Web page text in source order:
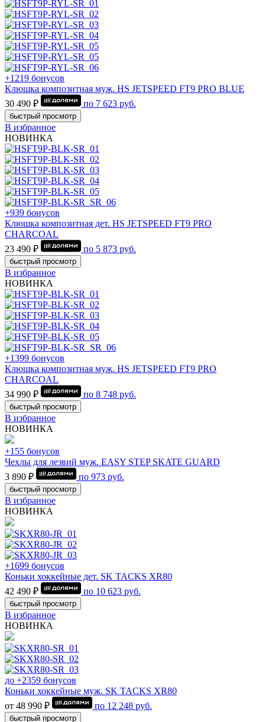
+1219 бонусов
Клюшка композитная муж. HS JETSPEED FT9 PRO BLUE
30 490 ₽
по 7 623 руб.
быстрый просмотр
В избранное
НОВИНКА
+939 бонусов
Клюшка композитная дет. HS JETSPEED FT9 PRO
CHARCOAL
23 490 ₽
по 5 873 руб.
быстрый просмотр
В избранное
НОВИНКА
+1399 бонусов
Клюшка композитная муж. HS JETSPEED FT9 PRO
CHARCOAL
34 990 ₽
по 8 748 руб.
быстрый просмотр
В избранное
НОВИНКА
+155 бонусов
Чехлы для лезвий муж. EASY STEP SKATE GUARD
3 890 ₽
по 973 руб.
быстрый просмотр
В избранное
НОВИНКА
+1699 бонусов
Коньки хоккейные дет. SK TACKS XR80
42 490 ₽
по 10 623 руб.
быстрый просмотр
В избранное
НОВИНКА
до +2359 бонусов
Коньки хоккейные муж. SK TACKS XR80
от 48 990 ₽
по 12 248 руб.
быстрый просмотр